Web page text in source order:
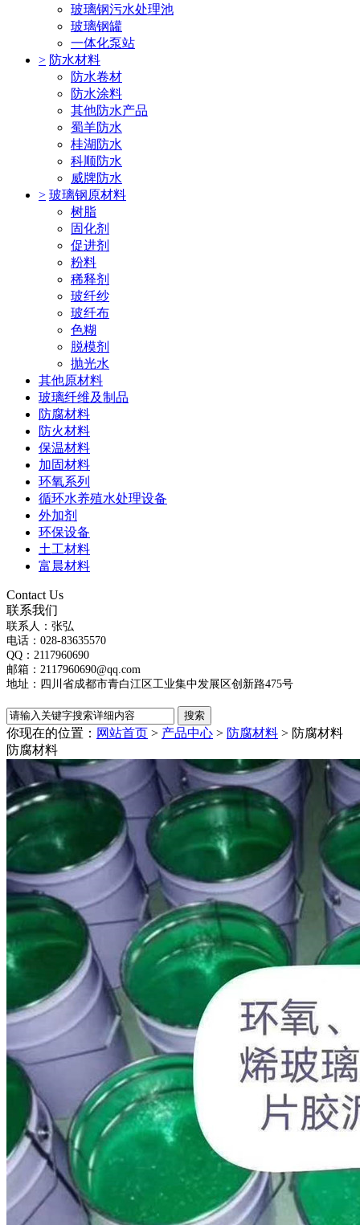
玻璃钢污水处理池
玻璃钢罐
一体化泵站
> 防水材料
防水卷材
防水涂料
其他防水产品
蜀羊防水
桂湖防水
科顺防水
威牌防水
> 玻璃钢原材料
树脂
固化剂
促进剂
粉料
稀释剂
玻纤纱
玻纤布
色糊
脱模剂
抛光水
其他原材料
玻璃纤维及制品
防腐材料
防火材料
保温材料
加固材料
环氧系列
循环水养殖水处理设备
外加剂
环保设备
土工材料
富晨材料
Contact Us
联系我们
联系人：张弘
电话：028-83635570
QQ：2117960690
邮箱：2117960690@qq.com
地址：四川省成都市青白江区工业集中发展区创新路475号
你现在的位置： 网站首页 > 产品中心 > 防腐材料 > 防腐材料
防腐材料